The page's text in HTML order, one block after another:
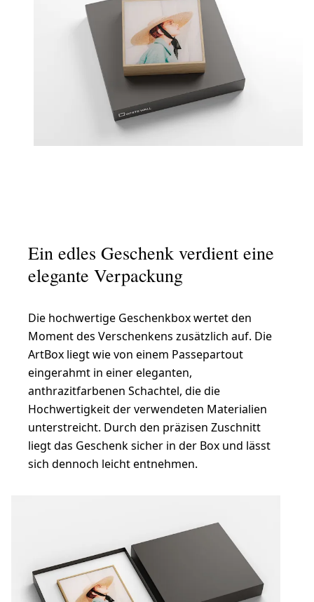
Ein edles Geschenk verdient eine
elegante Verpackung
Die hochwertige Geschenkbox wertet den
Moment des Verschenkens zusätzlich auf. Die
ArtBox liegt wie von einem Passepartout
eingerahmt in einer eleganten,
anthrazitfarbenen Schachtel, die die
Hochwertigkeit der verwendeten Materialien
unterstreicht. Durch den präzisen Zuschnitt
liegt das Geschenk sicher in der Box und lässt
sich dennoch leicht entnehmen.